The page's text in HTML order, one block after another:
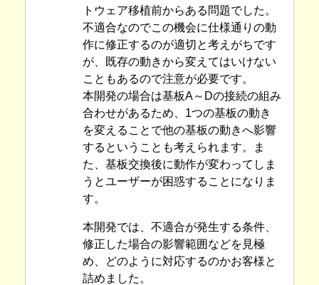
トウェア移植前からある問題でした。
不適合なのでこの機会に仕様通りの動
作に修正するのが適切と考えがちです
が、既存の動きから変えてはいけない
こともあるので注意が必要です。
本開発の場合は基板A～Dの接続の組み
合わせがあるため、1つの基板の動き
を変えることで他の基板の動きへ影響
するということも考えられます。ま
た、基板交換後に動作が変わってしま
うとユーザーが困惑することになりま
す。
本開発では、不適合が発生する条件、
修正した場合の影響範囲などを見極
め、どのように対応するのかお客様と
詰めました。